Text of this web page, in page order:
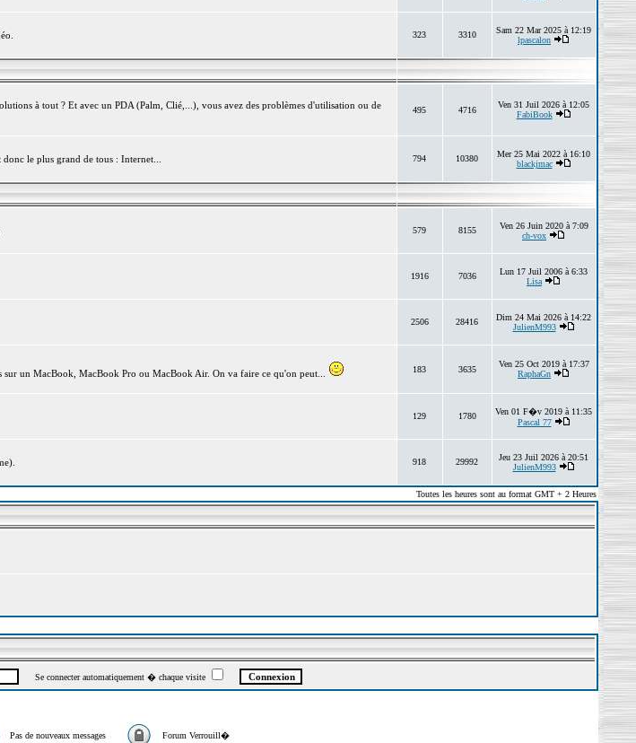
323 3310
Sam 22 Mar 2025 à 12:19
lpascalon
à tout ? Et avec un PDA (Palm, Clié,...), vous avez des problèmes d'utilisation ou de
495 4716
Ven 31 Juil 2026 à 12:05
FabiBook
le plus grand de tous : Internet... 794 10380
Mer 25 Mai 2022 à 16:10
blackjmac
579 8155
Ven 26 Juin 2020 à 7:09
ch-vox
1916 7036
Lun 17 Juil 2006 à 6:33
Lisa
2506 28416
Dim 24 Mai 2026 à 14:22
JulienM993
un MacBook, MacBook Pro ou MacBook Air. On va faire ce qu'on peut... 183 3635
Ven 25 Oct 2019 à 17:37
RaphaGn
129 1780
Ven 01 F�v 2019 à 11:35
Pascal 77
918 29992
Jeu 23 Juil 2026 à 20:51
JulienM993
Toutes les heures sont au format GMT + 2 Heures
Se connecter automatiquement � chaque visite
Pas de nouveaux messages Forum Verrouill�